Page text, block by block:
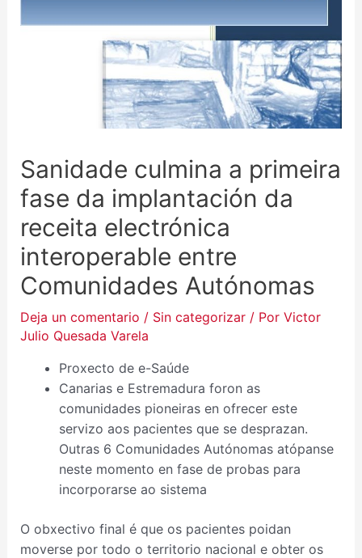
Sanidade culmina a primeira
fase da implantación da
receita electrónica
interoperable entre
Comunidades Autónomas
Deja un comentario / Sin categorizar/ Por Victor
Julio Quesada Varela
Proxecto de e-Saúde
Canarias e Estremadura foron as
comunidades pioneiras en ofrecer este
servizo aos pacientes que se desprazan.
Outras 6 Comunidades Autónomas atópanse
neste momento en fase de probas para
incorporarse ao sistema
O obxectivo final é que os pacientes poidan
moverse por todo o territorio nacional e obter os